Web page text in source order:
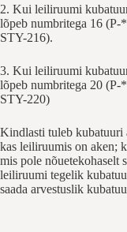
2. Kui leiliruumi
lõpeb numbritega 16
STY-216).
3. Kui leiliruumi
lõpeb numbritega 20
STY-220)
Kindlasti tuleb kubatuuri
kas leiliruumis on aken;
mis pole nõuetekohaselt
leiliruumi tegelik
saada arvestuslik